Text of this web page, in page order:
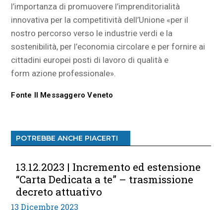
l’importanza di promuovere l’imprenditorialità
innovativa per la competitività dell’Unione «per il
nostro percorso verso le industrie verdi e la
sostenibilità, per l’economia circolare e per fornire ai
cittadini europei posti di lavoro di qualità e
form azione professionale».
Fonte Il Messaggero Veneto
POTREBBE ANCHE PIACERTI
13.12.2023 | Incremento ed estensione
“Carta Dedicata a te” – trasmissione
decreto attuativo
13 Dicembre 2023